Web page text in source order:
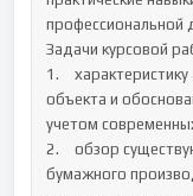
профессиональной
Задачи курсовой
1.	характеристику автоматизируемого технологического
объекта и
учетом
2.	обзор существующих решений по автоматизации
бумажного